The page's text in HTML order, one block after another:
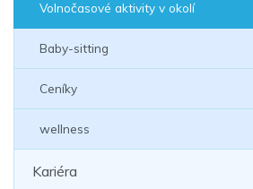
Volnočasové aktivity v okolí
Baby-sitting
Ceníky
wellness
Kariéra